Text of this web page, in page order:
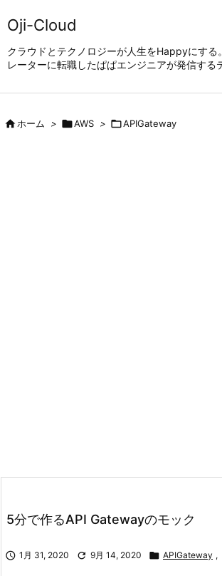
Oji-Cloud
クラウドとテクノロジーが人生をHappyにする
レーターに転職したぱぱエンジニアが発信する
ホーム > AWS > APIGateway
5分で作るAPI Gatewayのモック
 1月 31, 2020  9月 14, 2020  APIGateway ,